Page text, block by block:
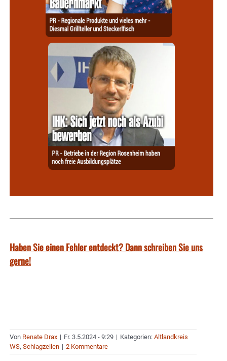
Haben Sie einen Fehler entdeckt? Dann schreiben Sie uns
gerne!
Von Renate Drax | Fr. 3.5.2024 - 9:29 | Kategorien: Altlandkreis
WS, Schlagzeilen | 2 Kommentare